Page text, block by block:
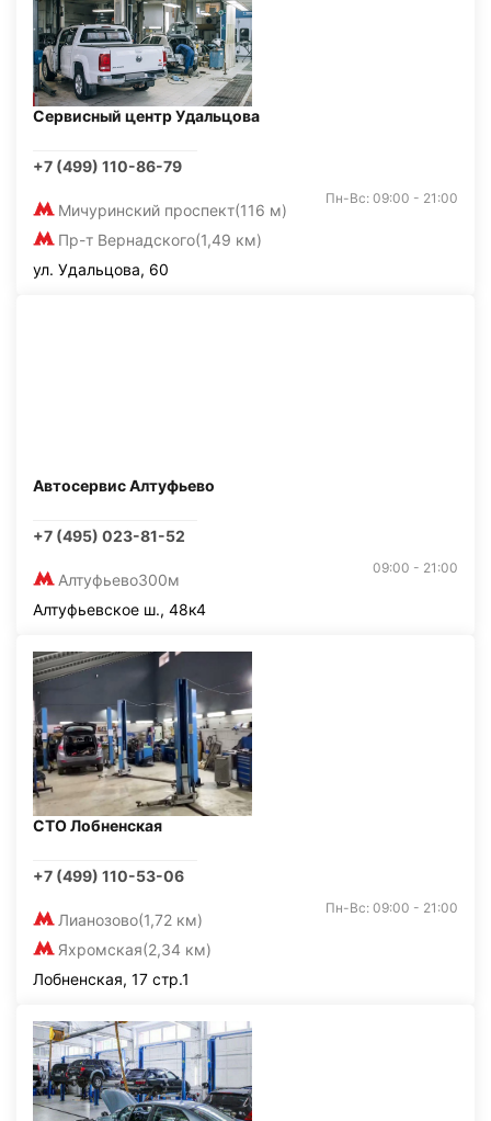
Сервисный центр Удальцова
+7 (499) 110-86-79
Мичуринский проспект(116 м)
Пр-т Вернадского(1,49 км)
Пн-Вс: 09:00 - 21:00
ул. Удальцова, 60
Автосервис Алтуфьево
+7 (495) 023-81-52
Алтуфьево300м
09:00 - 21:00
Алтуфьевское ш., 48к4
СТО Лобненская
+7 (499) 110-53-06
Лианозово(1,72 км)
Яхромская(2,34 км)
Пн-Вс: 09:00 - 21:00
Лобненская, 17 стр.1